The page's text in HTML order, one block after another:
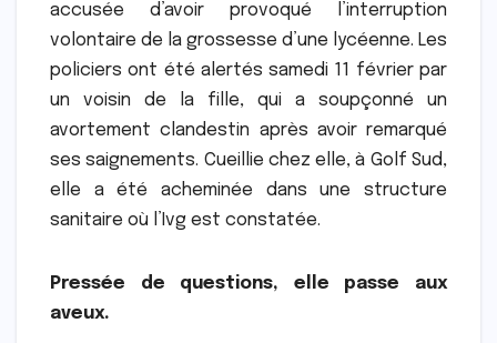
accusée d’avoir provoqué l’interruption
volontaire de la grossesse d’une lycéenne. Les
policiers ont été alertés samedi 11 février par
un voisin de la fille, qui a soupçonné un
avortement clandestin après avoir remarqué
ses saignements. Cueillie chez elle, à Golf Sud,
elle a été acheminée dans une structure
sanitaire où l’Ivg est constatée.
Pressée de questions, elle passe aux
aveux.